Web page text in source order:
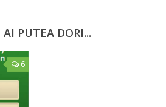
PUTEA DORI...
6